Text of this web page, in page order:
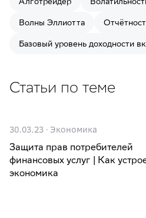
Волны Эллиотта
Базовый уровень доходности
Статьи по теме
30.03.23 · Экономика
Защита прав потребителей
финансовых услуг | Как
экономика